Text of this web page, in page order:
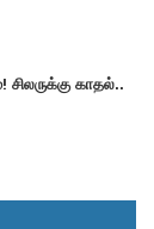
சிலருக்கு காதல்..